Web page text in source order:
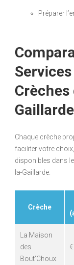
Préparer
Gaillarde
Chaque crèche
faciliter votre
disponibles dans
la-Gaillarde.
Crèche
La Maison
des
Bout’Choux